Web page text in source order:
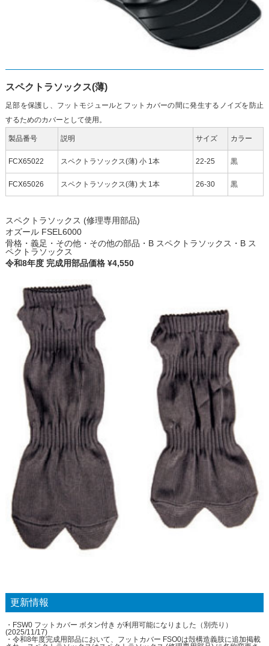
スペクトラソックス(薄)
足部を保護し、フットモジュールとフットカバーの間に発生するノイズを防止
するためのカバーとして使用。
製品番号 説明 サイズ カラー
FCX65022 スペクトラソックス(薄) 小 1本 22-25 黒
FCX65026 スペクトラソックス(薄) 大 1本 26-30 黒
スペクトラソックス (修理専用部品)
オズール FSEL6000
骨格・義足・その他・その他の部品・B スペクトラソックス・B ス
ペクトラソックス
令和8年度 完成用部品価格 ¥4,550
更新情報
・FSW0 フットカバー ボタン付き が利用可能になりました（別売り）
(2025/11/17)
・令和8年度完成用部品において、フットカバー FSO0は殻構造義肢に追加掲載